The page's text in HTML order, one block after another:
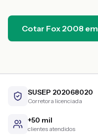
Cotar Fox 2008 em
SUSEP 202068020
Corretora licenciada
+50 mil
clientes atendidos